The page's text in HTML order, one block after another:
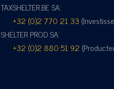
TAXSHELTER.BE SA:
+32 (0)2 770 21 33
SHELTER PROD SA:
+32 (0)2 880 51 92